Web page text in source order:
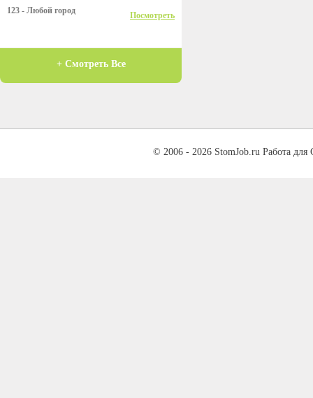
123 - Любой город Посмотреть
+ Смотреть Все
© 2006 - 2026 StomJob.ru Работа